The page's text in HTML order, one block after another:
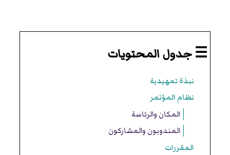
☰ جدول المحتويات
نبذة تمهيدية
نظام المؤتمر
المكان والرئاسة
المندوبون والمشاركون
المقررات